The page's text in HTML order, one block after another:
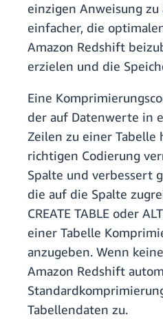
einzigen Anweisung zu
einfacher, die
Amazon Redshift
erzielen und die
Eine
der auf Datenwerte in
Zeilen zu einer Tabelle
richtigen Codierung
Spalte und verbessert
die auf die Spalte
CREATE TABLE oder
einer Tabelle
anzugeben. Wenn
Amazon Redshift
Tabellendaten zu.